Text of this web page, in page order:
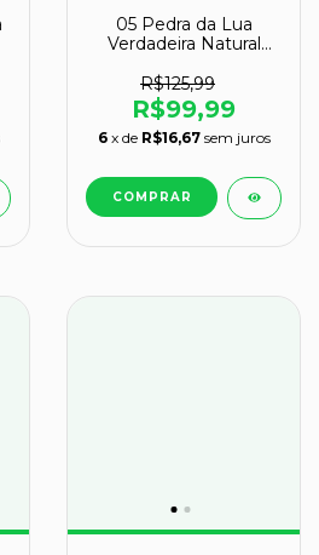
05 Pedra da Lua
Verdadeira Natural
Classe B
R$125,99
R$99,99
6 x de R$16,67 sem juros